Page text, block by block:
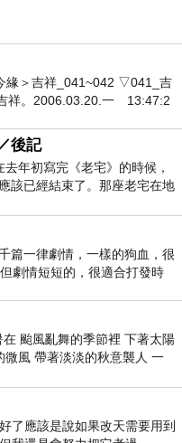
緣＞吉祥_041~042 ▽041_吉
祥。2006.03.20.一 13:47:2
後記
去年初寫完《老宅》的時候，
該已經結束了。那座老宅在地
於離開那片黑暗，
篇一律劇情，一樣的狗血，很
劇情短短的，很適合打發時
颱風亂舞的季節裡 下著太陽
微風 帶著淡淡的秋意襲人 一
了應該是說如果改天需要用到